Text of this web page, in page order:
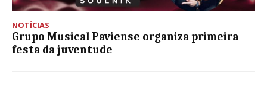
NOTÍCIAS
Grupo Musical Paviense organiza primeira
festa da juventude